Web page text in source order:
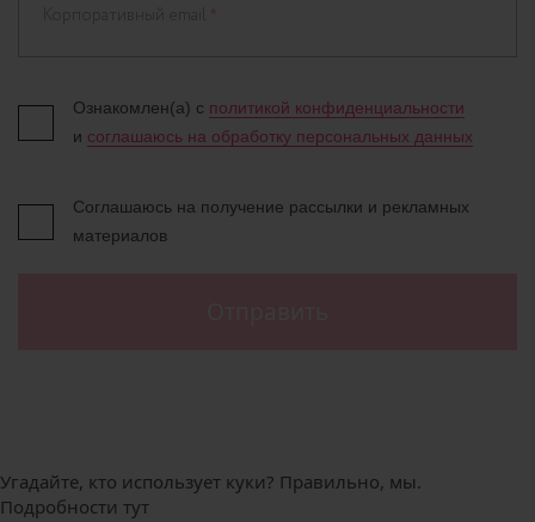
*
Ознакомлен(а) с политикой конфиденциальности
и соглашаюсь на обработку персональных данных
Соглашаюсь на получение рассылки и рекламных
материалов
Угадайте, кто использует куки? Правильно, мы.
Подробности тут